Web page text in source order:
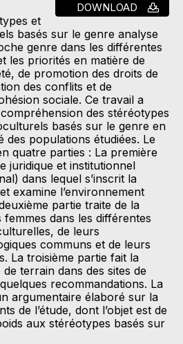
DOWNLOAD
et
basés sur le genre analyse
genre dans les différentes
les priorités en matière de
de promotion des droits de
des conflits et de
sociale. Ce travail a
des stéréotypes
basés sur le genre en
des populations étudiées. Le
quatre parties : La première
juridique et institutionnel
dans lequel s’inscrit la
examine l’environnement
partie traite de la
dans les différentes
de leurs
communs et de leurs
La troisième partie fait la
de terrain dans des sites de
recommandations. La
argumentaire élaboré sur la
de l’étude, dont l’objet est de
aux stéréotypes basés sur